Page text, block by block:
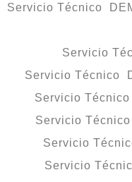
Servicio Técnico
Servicio
Servicio Técnico
Servicio
Servicio
Servicio
Servicio